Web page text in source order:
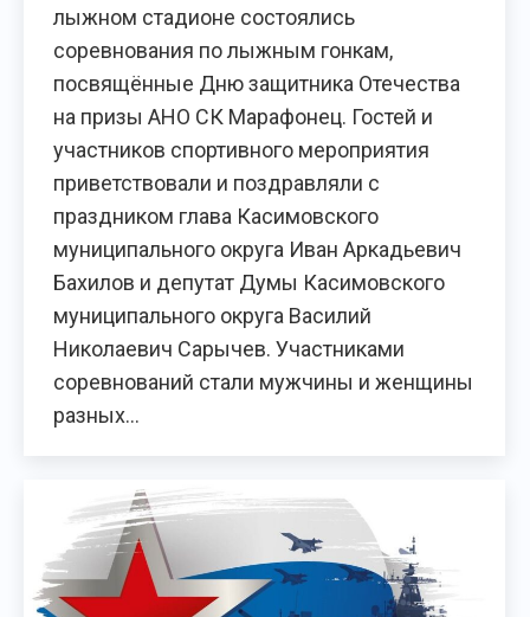
лыжном стадионе состоялись
соревнования по лыжным гонкам,
посвящённые Дню защитника Отечества
на призы АНО СК Марафонец. Гостей и
участников спортивного мероприятия
приветствовали и поздравляли с
праздником глава Касимовского
муниципального округа Иван Аркадьевич
Бахилов и депутат Думы Касимовского
муниципального округа Василий
Николаевич Сарычев. Участниками
соревнований стали мужчины и женщины
разных…